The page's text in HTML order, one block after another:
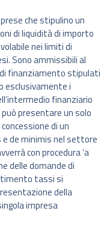
che stipulino un
di liquidità di importo
nei limiti di
Sono ammissibili al
finanziamento stipulati
esclusivamente i
finanziario
presentare un solo
di un
e de minimis nel settore
con procedura ‘a
delle domande di
tassi si
della
impresa